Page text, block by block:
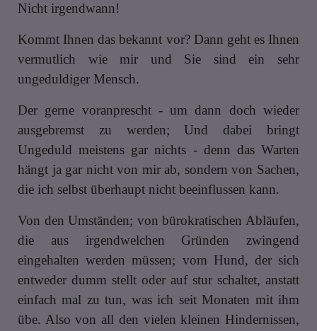
Nicht irgendwann!
Kommt Ihnen das bekannt vor? Dann geht es Ihnen
vermutlich wie mir und Sie sind ein sehr
ungeduldiger Mensch.
Der gerne voranprescht - um dann doch wieder
ausgebremst zu werden; Und dabei bringt
Ungeduld meistens gar nichts - denn das Warten
hängt ja gar nicht von mir ab, sondern von Sachen,
die ich selbst überhaupt nicht beeinflussen kann.
Von den Umständen; von bürokratischen Abläufen,
die aus irgendwelchen Gründen zwingend
eingehalten werden müssen; vom Hund, der sich
entweder dumm stellt oder auf stur schaltet, anstatt
einfach mal zu tun, was ich seit Monaten mit ihm
übe. Also von all den vielen kleinen Hindernissen,